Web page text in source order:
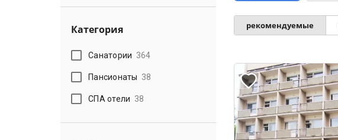
Категория
Санатории 364
Пансионаты 38
СПА отели 38
рекомендуемые